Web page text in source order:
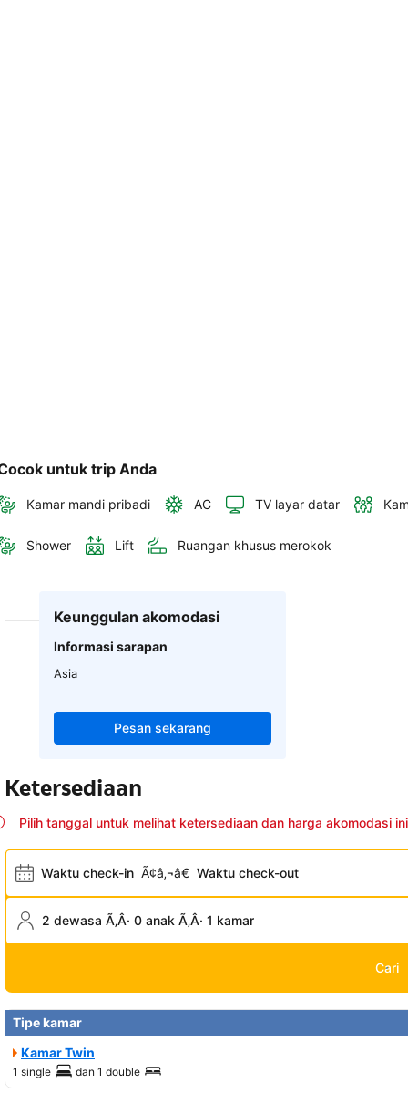
untuk trip Anda
Kamar mandi pribadi AC TV layar datar
Shower Lift Ruangan khusus merokok
Keunggulan akomodasi
Informasi sarapan
Asia
Pesan sekarang
Ketersediaan
Pilih tanggal untuk melihat ketersediaan dan harga akomodasi ini
Waktu check-in Ã¢â‚¬â€ Waktu check-out
2 dewasa Ã‚Â· 0 anak Ã‚Â· 1 kamar
Cari
Tipe kamar
Kamar Twin
1 single dan 1 double